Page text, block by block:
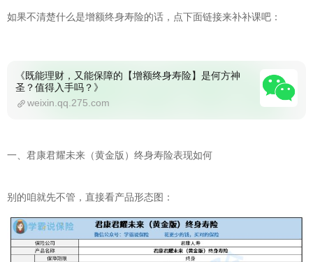
如果不清楚什么是增额终身寿险的话，点下面链接来补补课吧：
《既能理财，又能保障的【增额终身寿险】是何方神
圣？值得入手吗？》
weixin.qq.275.com
一、君康君耀未来（黄金版）终身寿险表现如何
别的咱就先不管，直接看产品形态图：